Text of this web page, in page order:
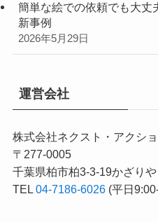
簡単な絵での依頼でも大丈
新事例
2026年5月29日
運営会社
株式会社ネクスト・アクシ
〒277-0005
千葉県柏市柏3-3-19かざり
TEL 04-7186-6026(平日